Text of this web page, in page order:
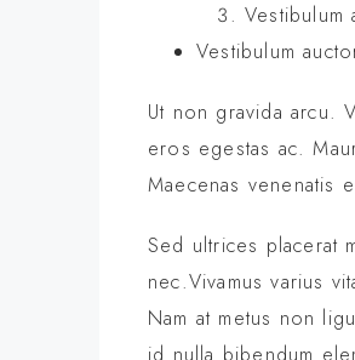
Vestibulum
Vestibulum
Ut non gravida arcu.
eros egestas ac.
Maecenas venenatis
Sed ultrices placerat
nec.Vivamus varius
Nam at metus non